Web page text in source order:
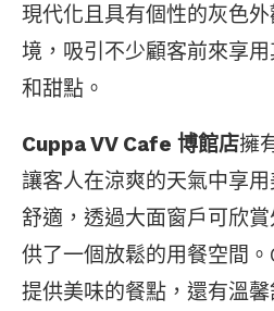
現代化且具有個性的灰色
境，吸引不少顧客前來享
和甜點。
Cuppa VV Cafe 博館店擁
讓客人在涼爽的天氣中享
舒適，透過大面窗戶可欣
供了一個放鬆的用餐空間
提供美味的餐點，還有溫